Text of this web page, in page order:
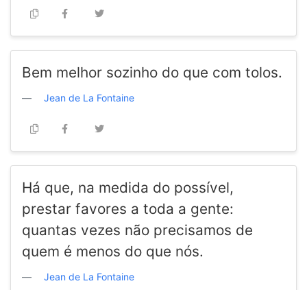
Bem melhor sozinho do que com tolos.
Jean de La Fontaine
Há que, na medida do possível,
prestar favores a toda a gente:
quantas vezes não precisamos de
quem é menos do que nós.
Jean de La Fontaine